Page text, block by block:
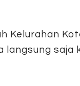
Kelurahan
saja